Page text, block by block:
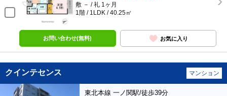
敷 － / 礼 1ヶ月
1階 / 1LDK / 40.25㎡
お問い合わせ(無料) お気に入り
クインテセンス マンション
東北本線 一ノ関駅/徒歩39分